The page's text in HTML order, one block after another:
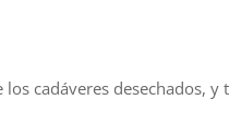
cadáveres desechados,